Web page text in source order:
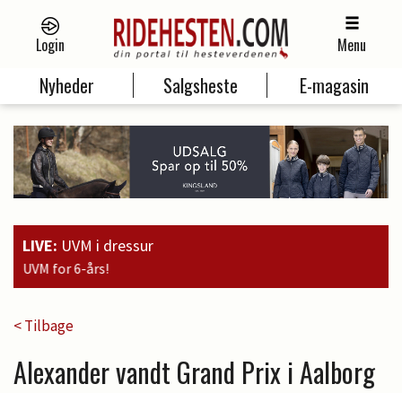
Login Menu
Nyheder Salgsheste E-magasin
LIVE: UVM i dressur
< Tilbage
Alexander vandt Grand Prix i Aalborg